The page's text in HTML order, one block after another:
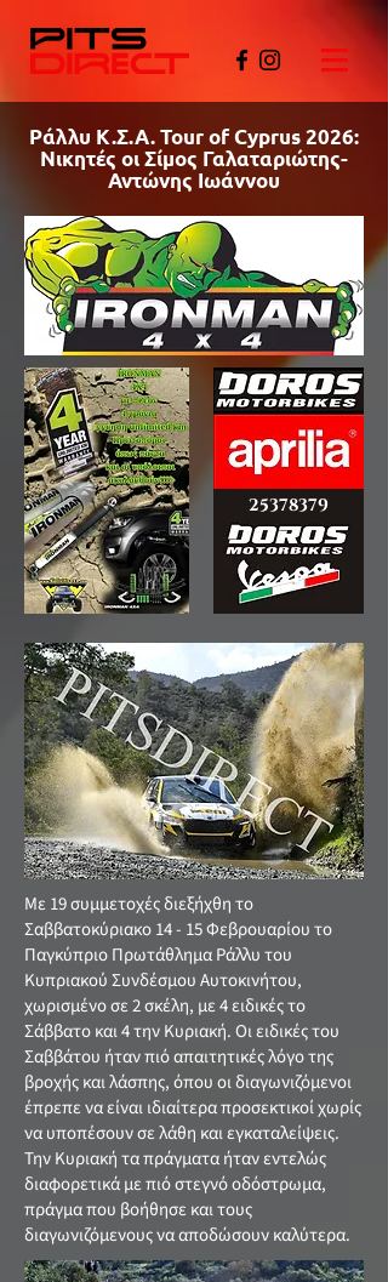
Ράλλυ Κ.Σ.Α. Tour of Cyprus 2026:
Νικητές οι Σίμος Γαλαταριώτης-
Αντώνης Ιωάννου
©PITSDIRECT
25378379
Με 19 συμμετοχές διεξήχθη το
Σαββατοκύριακο 14 - 15 Φεβρουαρίου το
Παγκύπριο Πρωτάθλημα Ράλλυ του
Κυπριακού Συνδέσμου Αυτοκινήτου,
χωρισμένο σε 2 σκέλη, με 4 ειδικές το
Σάββατο και 4 την Κυριακή. Οι ειδικές του
Σαββάτου ήταν πιό απαιτητικές λόγο της
βροχής και λάσπης, όπου οι διαγωνιζόμενοι
έπρεπε να είναι ιδιαίτερα προσεκτικοί χωρίς
να υποπέσουν σε λάθη και εγκαταλείψεις.
Την Κυριακή τα πράγματα ήταν εντελώς
διαφορετικά με πιό στεγνό οδόστρωμα,
πράγμα που βοήθησε και τους
διαγωνιζόμενους να αποδώσουν καλύτερα.